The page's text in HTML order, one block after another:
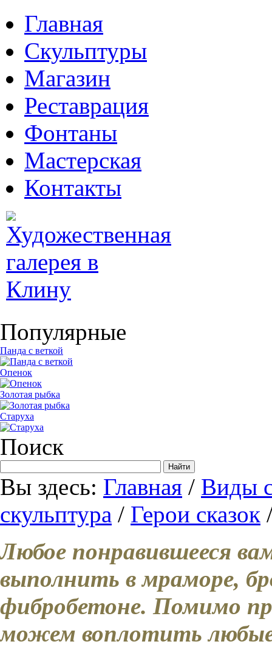
Главная
Скульптуры
Магазин
Реставрация
Фонтаны
Мастерская
Контакты
Популярные
Панда с веткой
Опенок
Золотая рыбка
Старуха
Поиск
Вы здесь: Главная / Виды
скульптура / Герои сказок
Любое понравившееся
выполнить в мраморе,
фибробетоне. Помимо
можем воплотить